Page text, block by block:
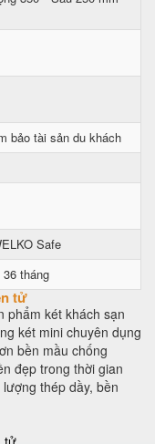
bảo tài sản du khách
Safe
36 tháng
tử
phẩm két khách sạn
két mini chuyên dụng
bền mầu chống
đẹp trong thời gian
thép dầy, bền